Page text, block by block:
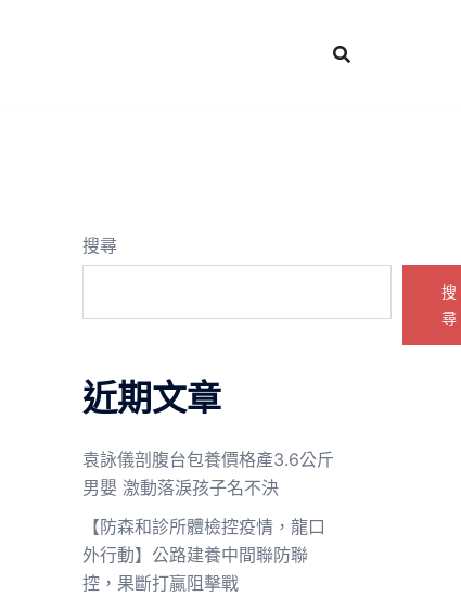
搜尋
搜
尋
近期文章
袁詠儀剖腹台包養價格產3.6公斤
男嬰 激動落淚孩子名不決
【防森和診所體檢控疫情，龍口
外行動】公路建養中間聯防聯
控，果斷打贏阻擊戰